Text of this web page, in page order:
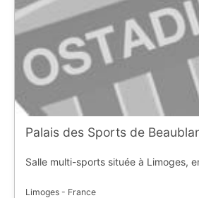
Palais des Sports de
Salle multi-sports située à Limoges,
Limoges - France